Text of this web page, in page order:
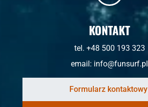
KONTAKT
tel. +48 500 193 323
email: info@funsurf.pl